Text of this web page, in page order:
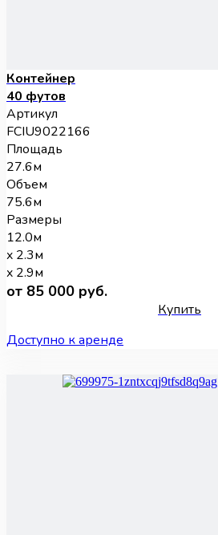
Контейнер
40 футов
Артикул
FCIU9022166
Площадь
27.6м
Объем
75.6м
Размеры
12.0м
x 2.3м
x 2.9м
от 85 000 руб.
Купить
Доступно к аренде